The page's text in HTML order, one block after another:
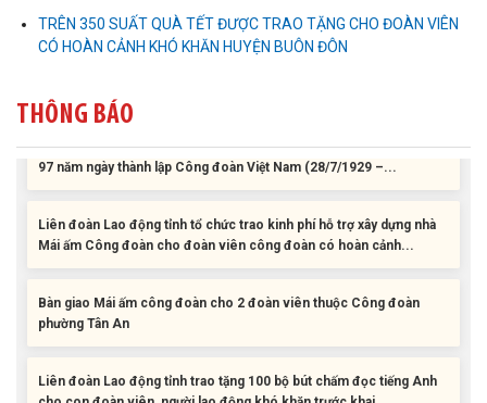
TRÊN 350 SUẤT QUÀ TẾT ĐƯỢC TRAO TẶNG CHO ĐOÀN VIÊN
CÓ HOÀN CẢNH KHÓ KHĂN HUYỆN BUÔN ĐÔN
THÔNG BÁO
ĐỜI ĐỜI GHI NHỚ CÔNG ƠN CÁC ANH HÙNG LIỆT SĨ, THƯƠNG
Công đoàn phường Tuy Hòa tổ chức chuỗi hoạt động chào mừng
Mái ấm Công đoàn cho đoàn viên công đoàn có hoàn cảnh...
phường Tân An
cho con đoàn viên, người lao động khó khăn trước khai...